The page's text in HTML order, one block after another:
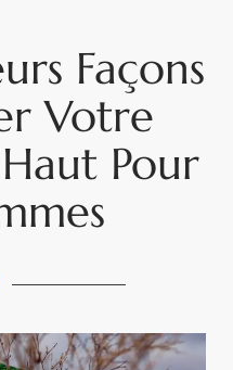
Façons
Votre
Pour